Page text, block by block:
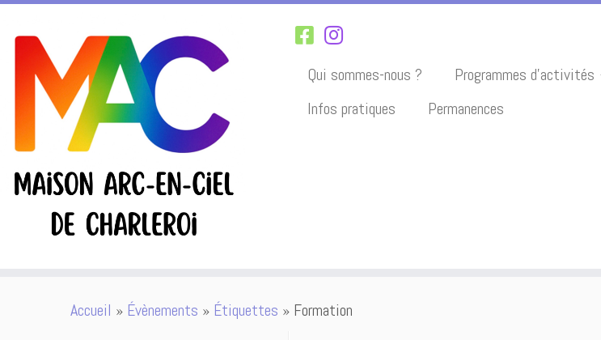
Qui sommes-nous ? Programmes d’activités
Infos pratiques
Permanences
Accueil » Évènements » Étiquettes » Formation